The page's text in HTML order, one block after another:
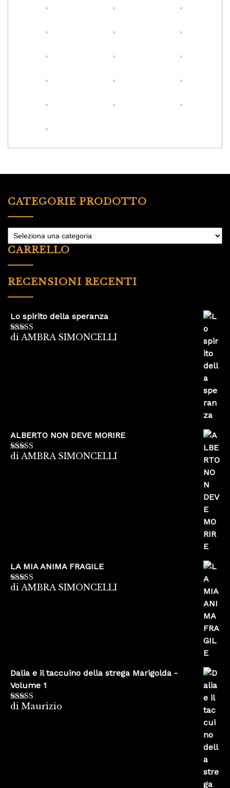
CATEGORIE PRODOTTO
CARRELLO
RECENSIONI RECENTI
Lo spirito della speranza
Valutato5su
di AMBRA SIMONCELLI
ALBERTO NON DEVE MORIRE
Valutato5su
di AMBRA SIMONCELLI
LA MIA ANIMA FRAGILE
Valutato5su
di AMBRA SIMONCELLI
Dalia e il taccuino della strega Marigolda -
Volume 1
Valutato4
di Maurizio